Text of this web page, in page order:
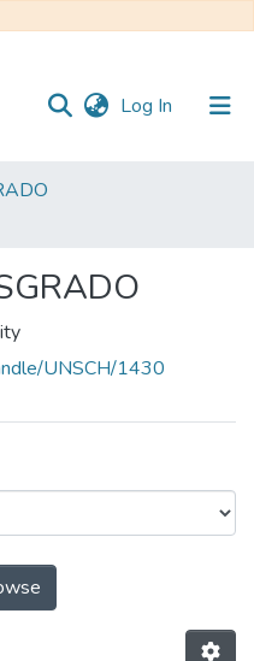
Log In (current)
UNSCH/1430
POSGRADO by